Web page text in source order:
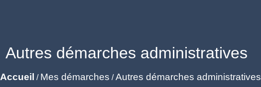
Autres démarches administratives
Accueil / Mes démarches /Autres démarches administratives